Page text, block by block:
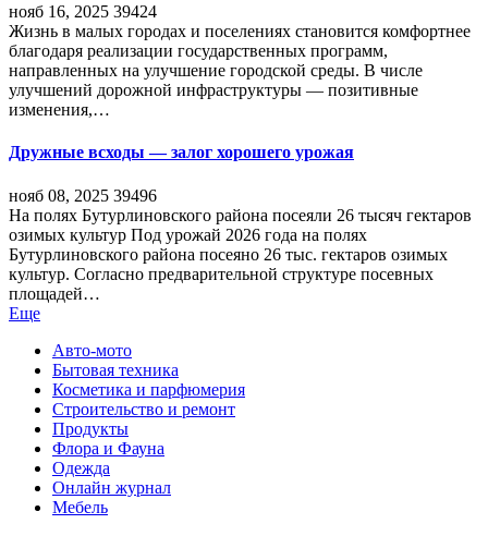
нояб 16, 2025 39424
Жизнь в малых городах и поселениях становится комфортнее
благодаря реализации государственных программ,
направленных на улучшение городской среды. В числе
улучшений дорожной инфраструктуры — позитивные
изменения,…
Дружные всходы — залог хорошего урожая
нояб 08, 2025 39496
На полях Бутурлиновского района посеяли 26 тысяч гектаров
озимых культур Под урожай 2026 года на полях
Бутурлиновского района посеяно 26 тыс. гектаров озимых
культур. Согласно предварительной структуре посевных
площадей…
Еще
Авто-мото
Бытовая техника
Косметика и парфюмерия
Строительство и ремонт
Продукты
Флора и Фауна
Одежда
Онлайн журнал
Мебель